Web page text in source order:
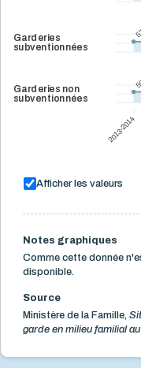
2013-2014
Garderies
subventionnées
Garderies non
subventionnées
Afficher les valeurs
Notes graphiques
Comme cette donnée
disponible.
Source
Ministère de la Famille,
garde en milieu familial